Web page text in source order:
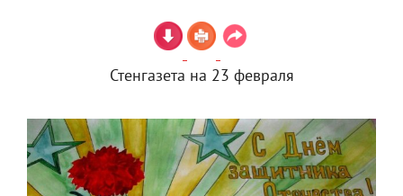
Стенгазета на 23 февраля